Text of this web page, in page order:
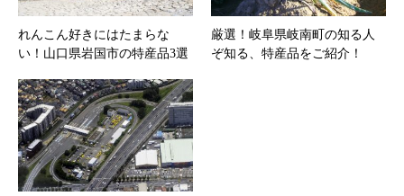
れんこん好きにはたまらな
い！山口県岩国市の特産品3選
厳選！岐阜県岐南町の知る人
ぞ知る、特産品をご紹介！